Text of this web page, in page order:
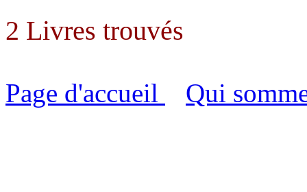
2 Livres trouvés
Page d'accueil Qui